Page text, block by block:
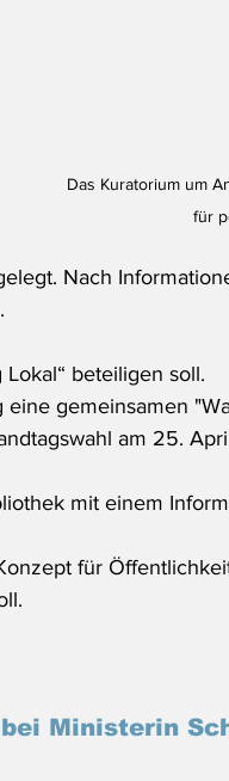
Das Kuratorium um
für
Nach
Lokal“ beteiligen soll.
eine gemeinsamen
am 25.
mit einem
für
Ministerin